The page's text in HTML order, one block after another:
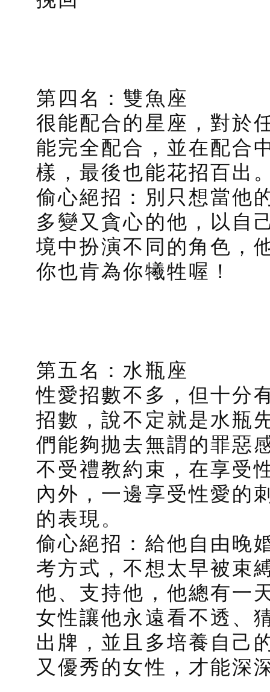
第四名：雙魚座
很能配合的星座，對於
能完全配合，並在配合
樣，最後也能花招百出
偷心絕招：別只想當他
多變又貪心的他，以自
境中扮演不同的角色，
你也肯為你犧牲喔！
第五名：水瓶座
性愛招數不多，但十分
招數，說不定就是水瓶
們能夠拋去無謂的罪惡
不受禮教約束，在享受
內外，一邊享受性愛的
的表現。
偷心絕招：給他自由晚
考方式，不想太早被束
他、支持他，他總有一
女性讓他永遠看不透、
出牌，並且多培養自己
又優秀的女性，才能深